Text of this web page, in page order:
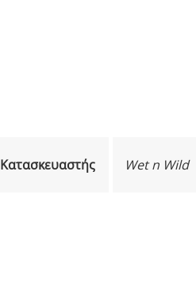
Κατασκευαστής Wet n Wild